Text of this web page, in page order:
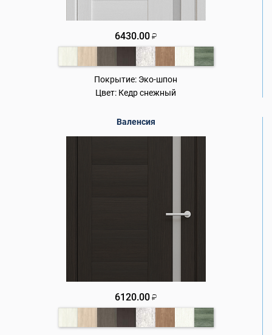
6430.00 ₽
Покрытие: Эко-шпон
Цвет: Кедр снежный
Валенсия
6120.00 ₽